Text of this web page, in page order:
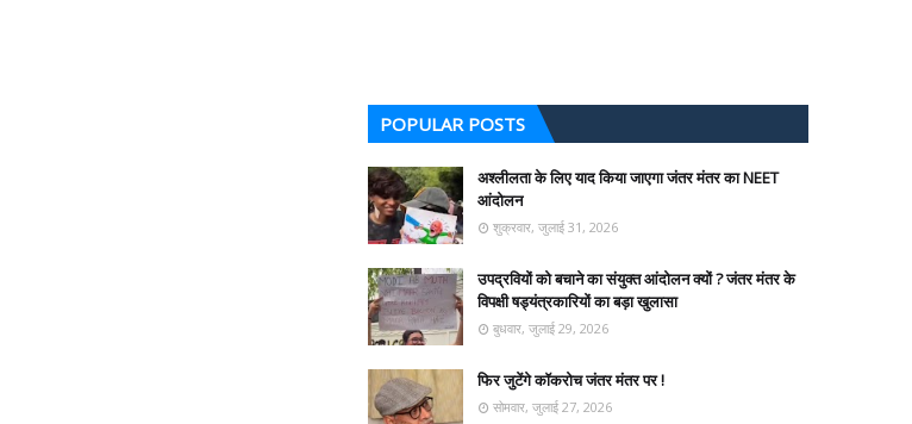
POPULAR POSTS
अश्लीलता के लिए याद किया जाएगा जंतर मंतर का NEET
आंदोलन
शुक्रवार, जुलाई 31, 2026
उपद्रवियों को बचाने का संयुक्त आंदोलन क्यों ? जंतर मंतर के
विपक्षी षड्यंत्रकारियों का बड़ा खुलासा
बुधवार, जुलाई 29, 2026
फिर जुटेंगे कॉकरोच जंतर मंतर पर !
सोमवार, जुलाई 27, 2026